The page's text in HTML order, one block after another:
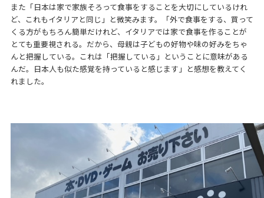
また「日本は家で家族そろって食事をすることを大切にしているけれ
ど、これもイタリアと同じ」と微笑みます。「外で食事をする、買って
くる方がもちろん簡単だけれど、イタリアでは家で食事を作ることが
とても重要視される。だから、母親は子どもの好物や味の好みをちゃ
んと把握している。これは「把握している」ということに意味がある
んだ。日本人も似た感覚を持っていると感じます」と感想を教えてく
れました。